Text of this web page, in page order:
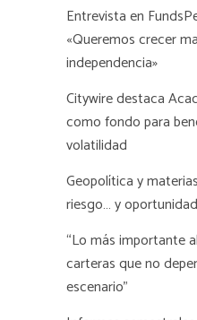
Entrevista en
«Queremos crecer
independencia»
Citywire destaca
como fondo para
volatilidad
Geopolítica y
riesgo… y
“Lo más importante
carteras que no
escenario”